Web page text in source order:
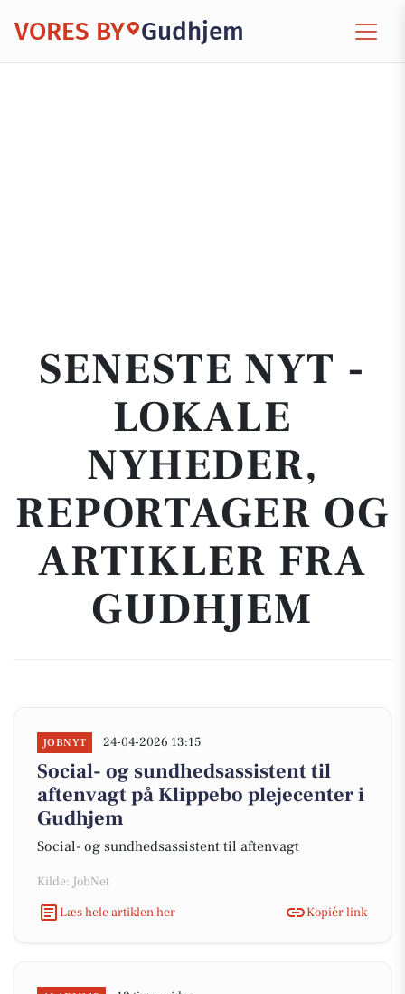
VORES BY Gudhjem
SENESTE NYT -
LOKALE
NYHEDER,
REPORTAGER OG
ARTIKLER FRA
GUDHJEM
JOBNYT 24-04-2026 13:15
Social- og sundhedsassistent til
aftenvagt på Klippebo plejecenter i
Gudhjem
Social- og sundhedsassistent til aftenvagt
Kilde: JobNet
Læs hele artiklen her
Kopiér link